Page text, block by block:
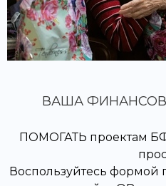
ВАША
ПОМОГАТЬ проектам
Воспользуйтесь формой